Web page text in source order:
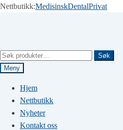
Nettbutikk:MedisinskDentalPrivat
Søk
etter:
Søk
Meny
Hjem
Nettbutikk
Nyheter
Kontakt oss